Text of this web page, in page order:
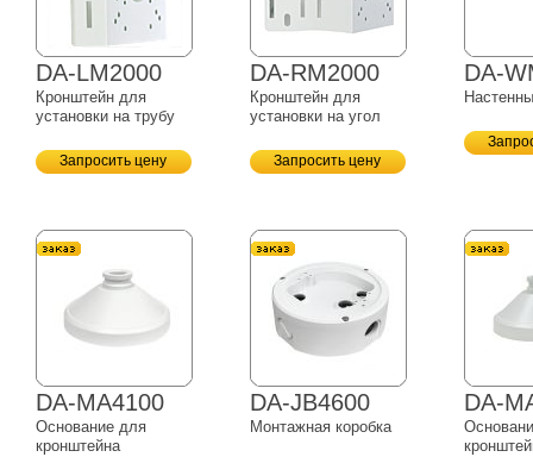
DA-LM2000
Кронштейн для
установки на трубу
Запросить цену
DA-RM2000
Кронштейн для
установки на угол
Запросить цену
DA-
DA-MA4100
Основание для
кронштейна
DA-JB4600
Монтажная коробка
DA-